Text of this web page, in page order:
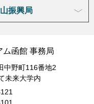
振興局
ム函館 事務局
中野町116番地2
未来大学内